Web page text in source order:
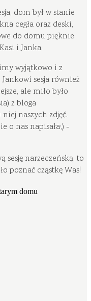
dom był w stanie
cegła oraz deski,
do domu pięknie
i Janka.
wyjątkowo i z
sesja również
ale miło było
z bloga
naszych zdjęć.
o nas napisała;) -
sesję narzeczeńską, to
poznać cząstkę Was!